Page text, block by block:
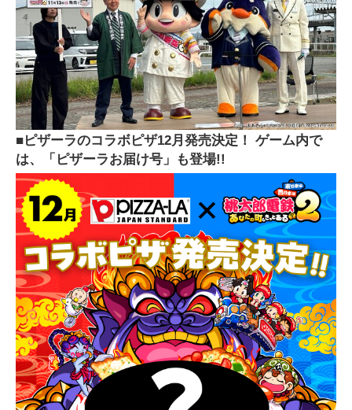
■ピザーラのコラボピザ12月発売決定！ ゲーム内で
は、「ピザーラお届け号」も登場!!